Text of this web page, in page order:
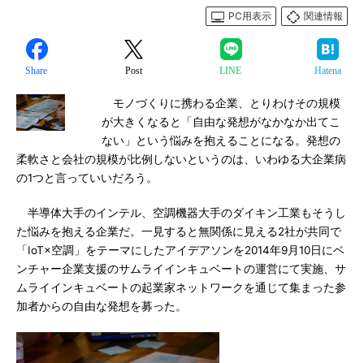
PC用表示
関連情報
Share Post LINE Hatena
モノづくりに携わる企業、とりわけその規模
が大きくなると「自由な発想がなかなか出てこ
ない」という悩みを抱えることになる。発想の
柔軟さと会社の規模が比例しないというのは、いわゆる大企業病
の1つと言っていいだろう。
半導体大手のインテル、空調機器大手のダイキン工業もそうし
た悩みを抱える企業だ。一見すると無関係に見える2社が共同で
「IoT×空調」をテーマにしたアイデアソンを2014年9月10日にベ
ンチャー企業支援のサムライインキュベートの運営にて実施、サ
ムライインキュベートの起業家ネットワークを通じて集まった参
加者からの自由な発想を募った。